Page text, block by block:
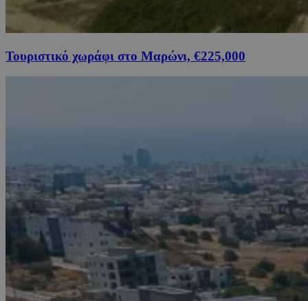
Τουριστικό χωράφι στο Μαρώνι, €225,000